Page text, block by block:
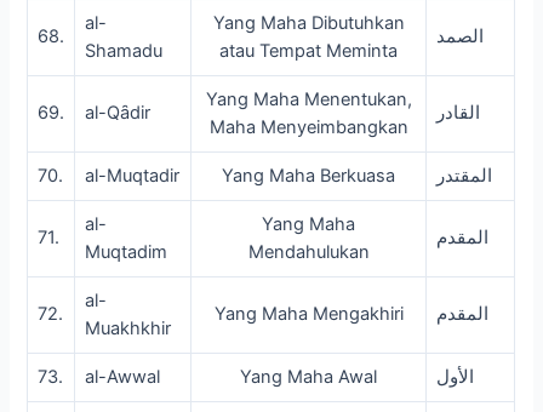
68.
al-
Shamadu
Yang Maha Dibutuhkan
atau Tempat Meminta
الصمد
69. al-Qȃdir
Yang Maha Menentukan,
Maha Menyeimbangkan
القادر
70. al-Muqtadir Yang Maha Berkuasa المقتدر
71.
al-
Muqtadim
Yang Maha
Mendahulukan
المقدم
72.
al-
Muakhkhir
Yang Maha Mengakhiri المقدم
73. al-Awwal Yang Maha Awal الأول